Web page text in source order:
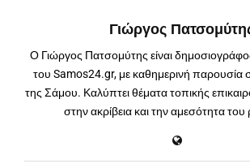
Γιώργος
Ο Γιώργος Πατσομύτης είναι
του Samos24.gr, με καθημερινή παρουσία
της Σάμου. Καλύπτει θέματα τοπικής
στην ακρίβεια και την αμεσότητα